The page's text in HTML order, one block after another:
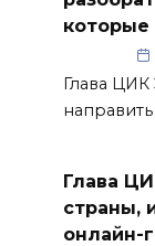
Глава
Глава
страны,
онлайн-